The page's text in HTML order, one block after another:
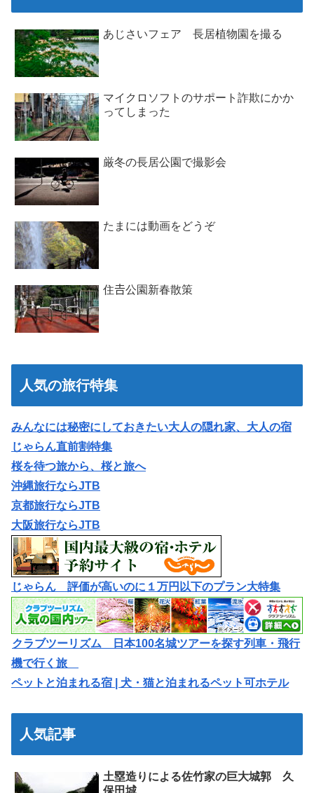
あじさいフェア 長居植物園を撮る
マイクロソフトのサポート詐欺にかか
ってしまった
厳冬の長居公園で撮影会
たまには動画をどうぞ
住𠮷公園新春散策
人気の旅行特集
みんなには秘密にしておきたい大人の隠れ家、大人の宿
じゃらん直前割特集
桜を待つ旅から、桜と旅へ
沖縄旅行ならJTB
京都旅行ならJTB
大阪旅行ならJTB
じゃらん 評価が高いのに１万円以下のプラン大特集
クラブツーリズム 日本100名城ツアーを探す列車・飛行
機で行く旅
ペットと泊まれる宿 | 犬・猫と泊まれるペット可ホテル
人気記事
土塁造りによる佐竹家の巨大城郭 久
保田城